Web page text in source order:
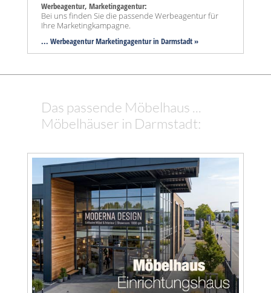
Werbeagentur, Marketingagentur:
Bei uns finden Sie die passende Werbeagentur für
Ihre Marketingkampagne.
... Werbeagentur Marketingagentur in Darmstadt »
Das passende Möbelhaus ...
Möbelhäuser in Darmstadt: